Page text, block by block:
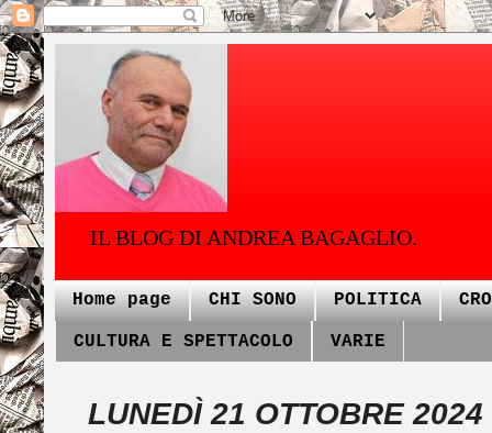
IL BLOG DI ANDREA BAGAGLIO.
Home page CHI SONO POLITICA
CULTURA E SPETTACOLO VARIE
LUNEDÌ 21 OTTOBRE 2024